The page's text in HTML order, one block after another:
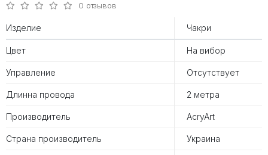
0 отзывов
Изделие Чакри
Цвет На вибор
Управление Отсутствует
Длинна провода 2 метра
Производитель AcryArt
Страна производитель Украина